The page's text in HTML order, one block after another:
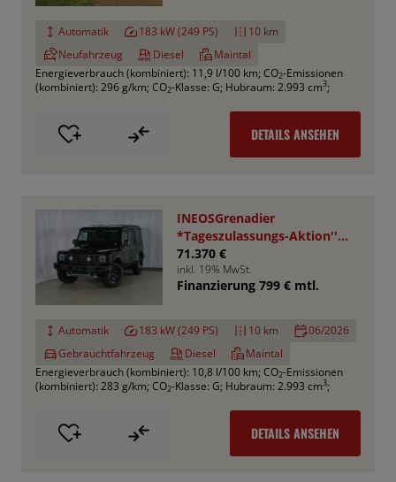
Automatik 183 kW (249 PS)
10 km
Neufahrzeug
Diesel
Maintal
Energieverbrauch (kombiniert): 11,9 l/100 km; CO2-Emissionen
(kombiniert): 296 g/km; CO2-Klasse: G; Hubraum: 2.993 cm3;
DETAILS ANSEHEN
INEOSGrenadier
*Tageszulassungs-Aktion''
UPE : 78.050,- €
71.370 €
inkl. 19% MwSt.
Finanzierung 799 € mtl.
Automatik 183 kW (249 PS) 10 km
06/2026
Gebrauchtfahrzeug
Diesel
Maintal
Energieverbrauch (kombiniert): 10,8 l/100 km; CO2-Emissionen
(kombiniert): 283 g/km; CO2-Klasse: G; Hubraum: 2.993 cm3;
DETAILS ANSEHEN